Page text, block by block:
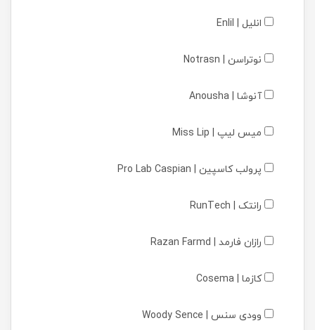
انلیل | Enlil
نوتراسن | Notrasn
آنوشا | Anousha
میس لیپ | Miss Lip
پرولب کاسپین | Pro Lab Caspian
رانتک | RunTech
رازان فارمد | Razan Farmd
کازما | Cosema
وودی سنس | Woody Sence